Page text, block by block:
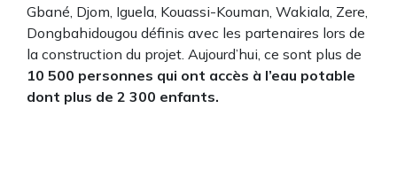
Gbané, Djom, Iguela, Kouassi-Kouman, Wakiala, Zere,
Dongbahidougou définis avec les partenaires lors de
la construction du projet. Aujourd’hui, ce sont plus de
10 500 personnes qui ont accès à l’eau potable
dont plus de 2 300 enfants.